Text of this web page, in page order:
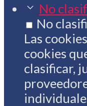
No
No
Las
cookies
clasificar,